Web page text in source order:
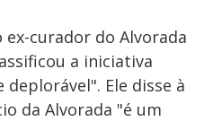
curador do Alvorada
a iniciativa
Ele disse à
da Alvorada "é um